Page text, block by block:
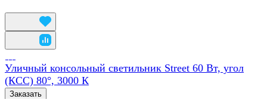
Уличный консольный светильник Street 60 Вт, угол
(КСС) 80°, 3000 К
Заказать